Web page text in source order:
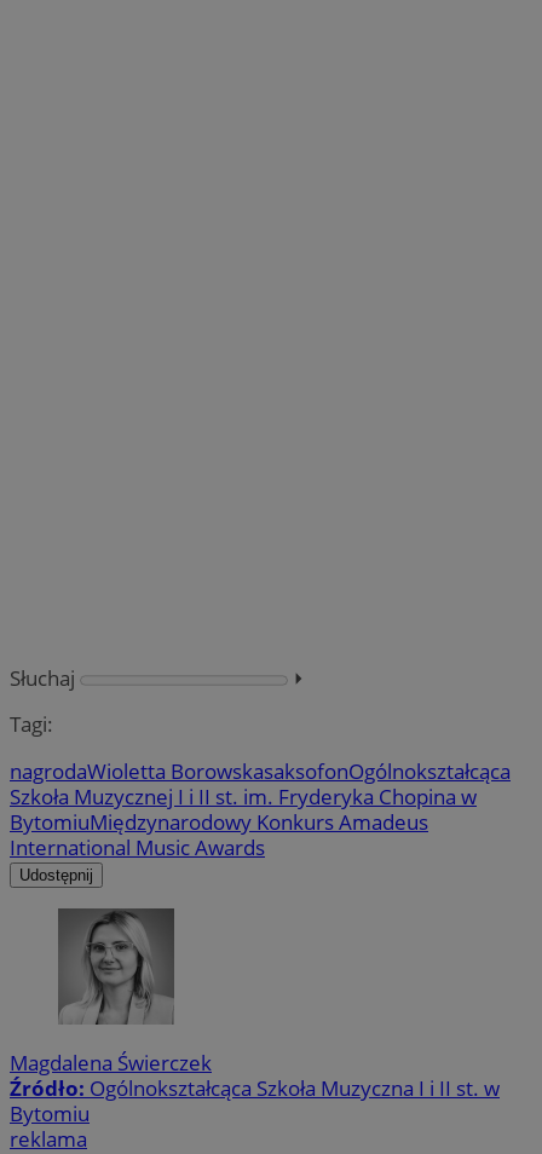
Słuchaj
⏵︎
Tagi:
nagrodaWioletta BorowskasaksofonOgólnokształcąca
Szkoła Muzycznej I i II st. im. Fryderyka Chopina w
BytomiuMiędzynarodowy Konkurs Amadeus
International Music Awards
Udostępnij
Magdalena Świerczek
Źródło: Ogólnokształcąca Szkoła Muzyczna I i II st. w
Bytomiu
reklama